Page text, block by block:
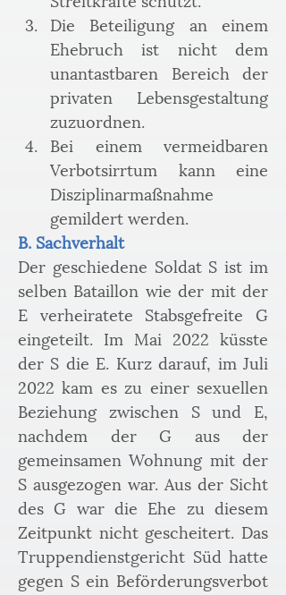
﻿﻿﻿Die Beteiligung an einem
Ehebruch ist nicht dem
unantastbaren Bereich der
privaten Lebensgestaltung
zuzuordnen.
﻿﻿﻿Bei einem vermeidbaren
Verbotsirrtum kann eine
Disziplinarmaßnahme
gemildert werden.
B. Sachverhalt
Der geschiedene Soldat S ist im
selben Bataillon wie der mit der
E verheiratete Stabsgefreite G
eingeteilt. Im Mai 2022 küsste
der S die E. Kurz darauf, im Juli
2022 kam es zu einer sexuellen
Beziehung zwischen S und E,
nachdem der G aus der
gemeinsamen Wohnung mit der
S ausgezogen war. Aus der Sicht
des G war die Ehe zu diesem
Zeitpunkt nicht gescheitert. Das
Truppendienstgericht Süd hatte
gegen S ein Beförderungsverbot